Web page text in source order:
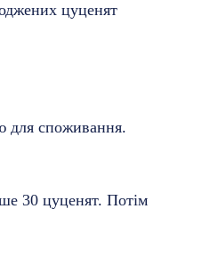
цуценят
для споживання.
30 цуценят. Потім